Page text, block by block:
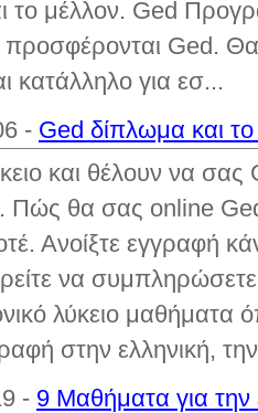
το μέλλον. Ged
Ged. Θα
κατάλληλο για εσ...
- Ged δίπλωμα και το
και θέλουν να σας
θα σας online
Ανοίξτε εγγραφή
να
λύκειο μαθήματα
στην ελληνική,
- 9 Μαθήματα για την